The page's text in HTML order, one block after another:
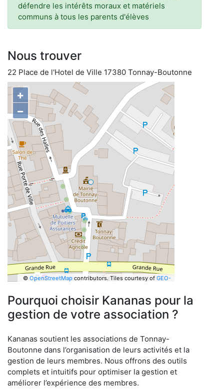
défendre les intérêts moraux et matériels
communs à tous les parents d'élèves
Nous trouver
22 Place de l'Hotel de Ville 17380 Tonnay-Boutonne
+
−
© OpenStreetMapcontributors. Tiles courtesy of GEO-
Pourquoi choisir Kananas pour la
gestion de votre association ?
Kananas soutient les associations de Tonnay-
Boutonne dans l’organisation de leurs activités et la
gestion de leurs membres. Nous offrons des outils
complets et intuitifs pour optimiser la gestion et
améliorer l’expérience des membres.